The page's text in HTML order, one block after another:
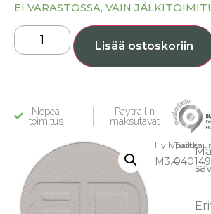
Hyllypaikka:
M3.4040149
EI VARASTOSSA, VAIN
Lisää ostoskoriin
Nopea
toimitus
Paytrailin
maksutavat